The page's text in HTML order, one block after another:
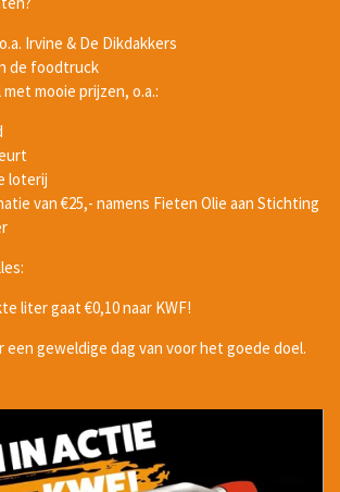
Irvine & De Dikdakkers
de foodtruck
mooie prijzen, o.a.:
loterij
van €25,- namens Fieten Olie aan Stichting
liter gaat €0,10 naar KWF!
een geweldige dag van voor het goede doel.